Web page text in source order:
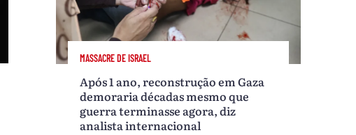
MASSACRE DE ISRAEL
Após 1 ano, reconstrução em Gaza
demoraria décadas mesmo que
guerra terminasse agora, diz
analista internacional